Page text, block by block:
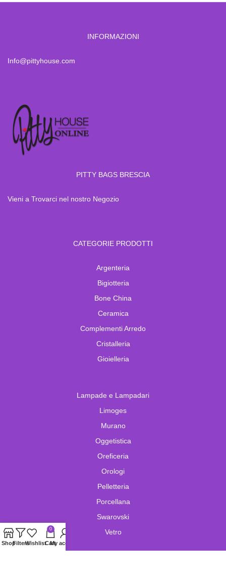
INFORMAZIONI
Info@pittyhouse.com
PITTY BAGS BRESCIA
Vieni a Trovarci nel nostro Negozio
CATEGORIE PRODOTTI
Argenteria
Bigiotteria
Bone China
Ceramica
Complementi Arredo
Cristalleria
Gioielleria
Lampade e Lampadari
Limoges
Murano
Oggetistica
Oreficeria
Orologi
Pelletteria
Porcellana
Swarovski
Vetro
ShopFiltersWishlist
0
CartMy account